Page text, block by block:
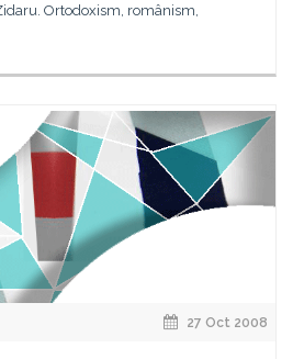
Ortodoxism, românism,
27 Oct 2008